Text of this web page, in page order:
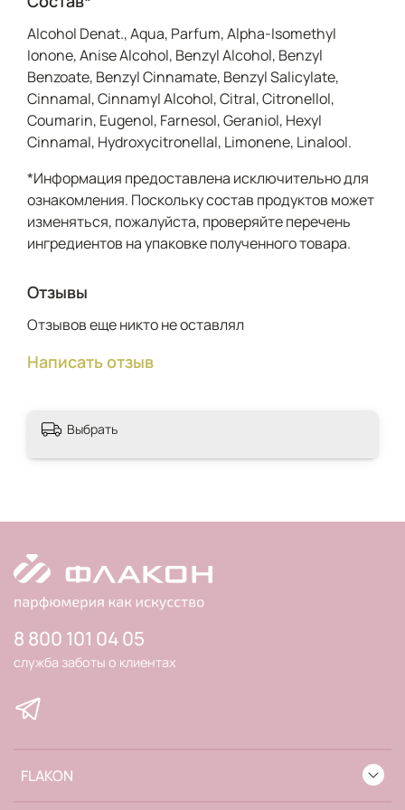
Alcohol Denat., Aqua, Parfum, Alpha-Isomethyl
Ionone, Anise Alcohol, Benzyl Alcohol, Benzyl
Benzoate, Benzyl Cinnamate, Benzyl Salicylate,
Cinnamal, Cinnamyl Alcohol, Citral, Citronellol,
Coumarin, Eugenol, Farnesol, Geraniol, Hexyl
Cinnamal, Hydroxycitronellal, Limonene, Linalool.
*Информация предоставлена исключительно для
ознакомления. Поскольку состав продуктов может
изменяться, пожалуйста, проверяйте перечень
ингредиентов на упаковке полученного товара.
Отзывы
Отзывов еще никто не оставлял
Написать отзыв
Выбрать
FLAKON
8 800 101 04 05
служба заботы о клиентах